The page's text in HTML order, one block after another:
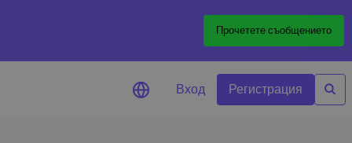
Прочетете съобщението
Вход Регистрация